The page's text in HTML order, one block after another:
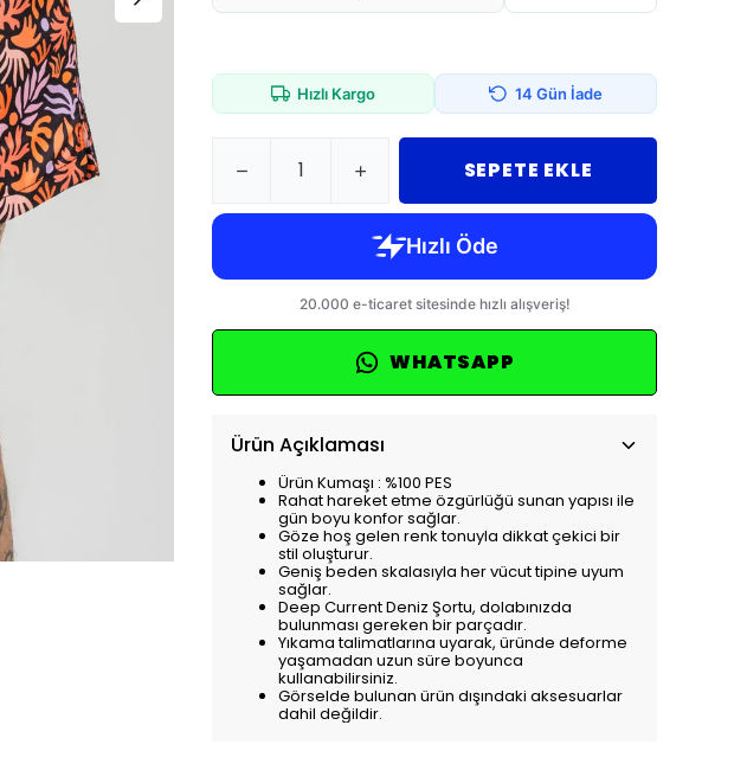
Hızlı Kargo 14 Gün İade
SEPETE EKLE
WHATSAPP
Ürün Açıklaması
Ürün Kumaşı : %100 PES
Rahat hareket etme özgürlüğü sunan yapısı ile
gün boyu konfor sağlar.
Göze hoş gelen renk tonuyla dikkat çekici bir
stil oluşturur.
Geniş beden skalasıyla her vücut tipine uyum
sağlar.
Deep Current Deniz Şortu, dolabınızda
bulunması gereken bir parçadır.
Yıkama talimatlarına uyarak, üründe deforme
yaşamadan uzun süre boyunca
kullanabilirsiniz.
Görselde bulunan ürün dışındaki aksesuarlar
dahil değildir.